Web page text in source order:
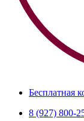
Бесплатная
8 (927) 800-